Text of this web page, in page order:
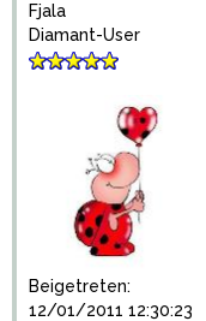
Fjala
Diamant-User
Beigetreten:
12/01/2011 12:30:23